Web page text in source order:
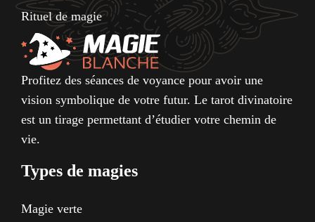
Rituel de magie
Profitez des séances de voyance pour avoir une
vision symbolique de votre futur. Le tarot divinatoire
est un tirage permettant d’étudier votre chemin de
vie.
Types de magies
Magie verte